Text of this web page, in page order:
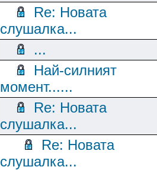
Re: Новата
слушалка...
...
Най-силният
момент......
Re: Новата
слушалка...
Re: Новата
слушалка...